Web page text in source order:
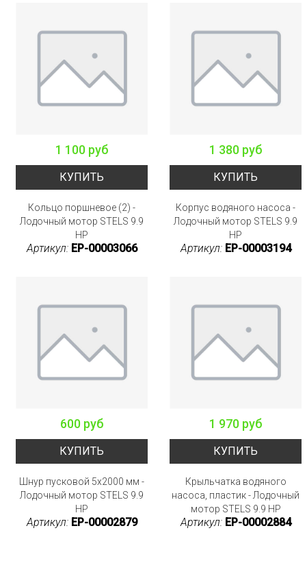
1 100 руб
КУПИТЬ
Кольцо поршневое (2) -
Лодочный мотор STELS 9.9
HP
Артикул: EP-00003066
1 380 руб
КУПИТЬ
Корпус водяного насоса -
Лодочный мотор STELS 9.9
HP
Артикул: EP-00003194
600 руб
КУПИТЬ
Шнур пусковой 5x2000 мм -
Лодочный мотор STELS 9.9
HP
Артикул: EP-00002879
1 970 руб
КУПИТЬ
Крыльчатка водяного
насоса, пластик - Лодочный
мотор STELS 9.9 HP
Артикул: EP-00002884